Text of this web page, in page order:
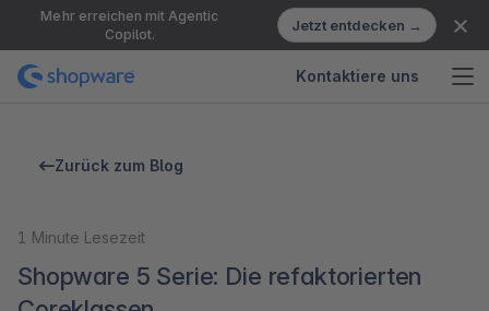
Mehr erreichen mit Agentic
Copilot.
Jetzt entdecken →
Kontaktiere uns
Zurück zum Blog
1 Minute Lesezeit
Shopware 5 Serie: Die refaktorierten